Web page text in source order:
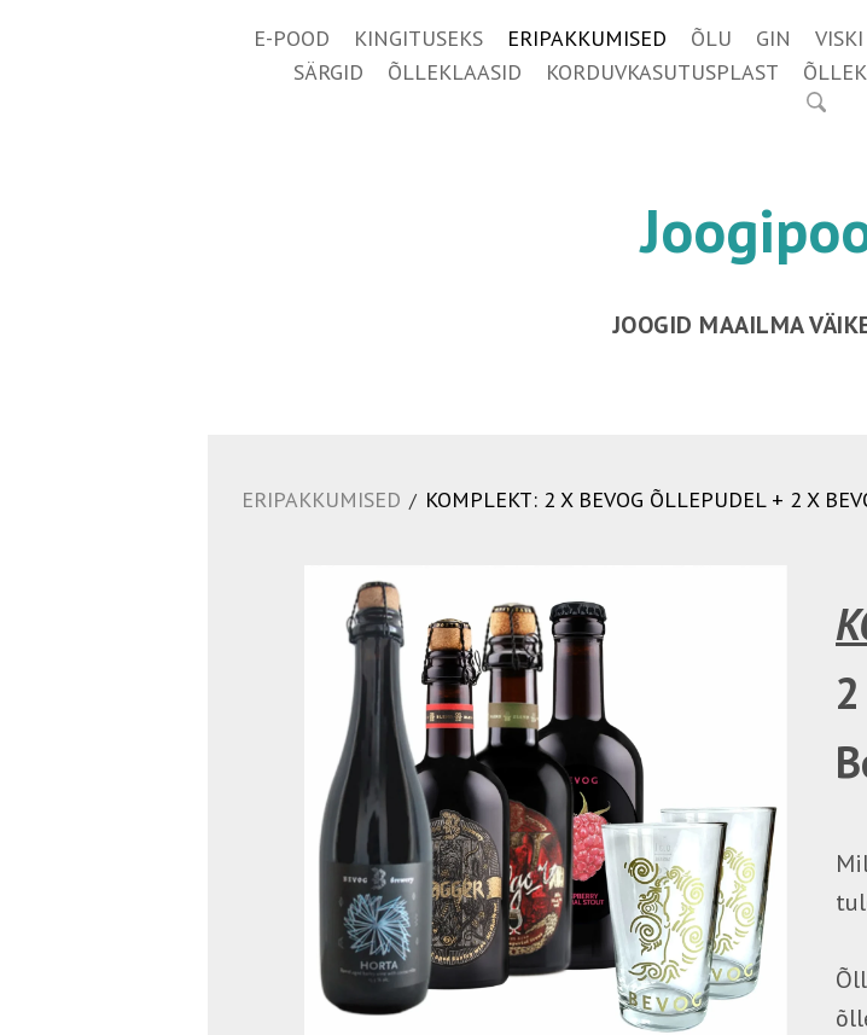
E-POOD KINGITUSEKS ERIPAKKUMISED ÕLU GIN VISKI
SÄRGID
ÕLLEKLAASID KORDUVKASUTUSPLAST
JOOGID MAAILMA
ERIPAKKUMISED / KOMPLEKT: 2 X BEVOG ÕLLEPUDEL + 2 X